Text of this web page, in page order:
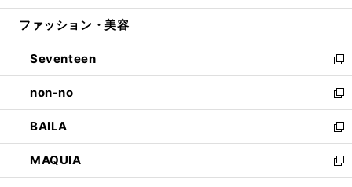
開
ウ
開
く
ン
ウ
で
開
く
ウ
ン
ド
ウ
で
開
く
ファッション・美容
Seventeen
新
し
い
ウ
ィ
ン
ド
ウ
non-no
新
し
い
ウ
ィ
ン
BAILA
新
し
い
ウ
MAQUIA
新
し